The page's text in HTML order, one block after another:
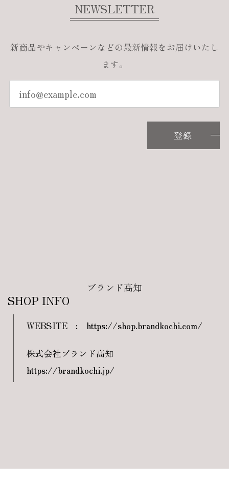
NEWSLETTER
新商品やキャンペーンなどの最新情報をお届けいたし
ます。
登録
ブランド高知
SHOP INFO
WEBSITE : https://shop.brandkochi.com/
株式会社ブランド高知
https://brandkochi.jp/